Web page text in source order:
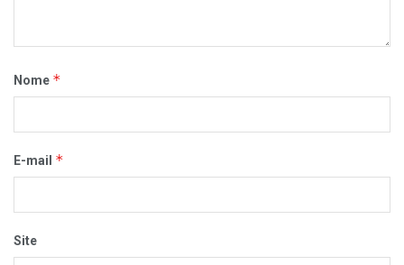
Nome *
E-mail *
Site